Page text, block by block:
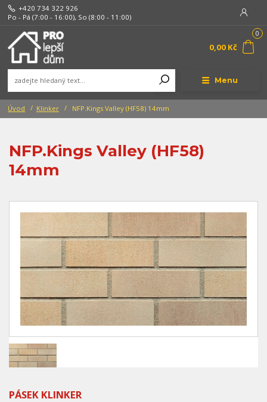
Menu
+420 734 322 926
Po - Pá (7:00 - 16:00), So (8:00 - 11:00)
0
0,00 Kč
Úvod Klinker NFP.Kings Valley (HF58) 14mm
NFP.Kings Valley (HF58)
14mm
PÁSEK KLINKER